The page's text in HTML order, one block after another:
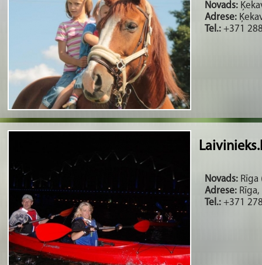
Novads:
Adrese:
Tel.: +371
Novads: Rīga
Adrese:
Tel.: +371